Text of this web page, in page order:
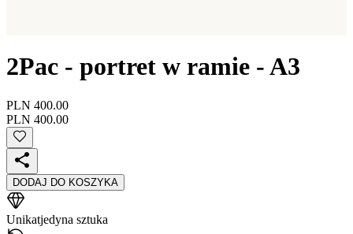
2Pac - portret w ramie - A3
PLN 400.00
PLN 400.00
DODAJ DO KOSZYKA
Unikatjedyna sztuka